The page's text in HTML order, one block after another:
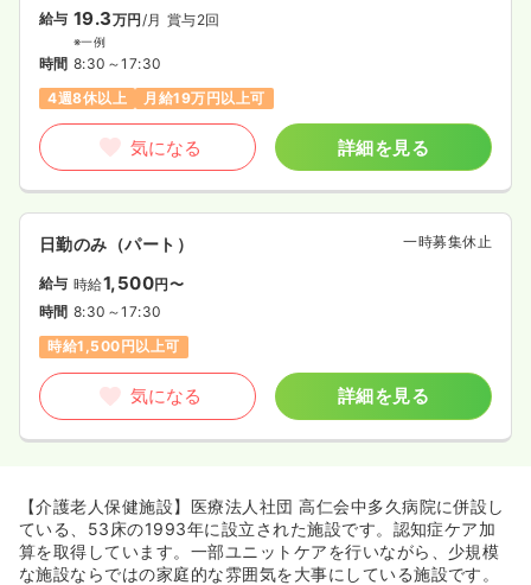
給与 19.3万円 /月 賞与2回
※一例
時間 8:30～17:30
4週8休以上
月給19万円以上可
気になる 詳細を見る
日勤のみ（パート） 一時募集休止
給与 時給1,500円〜
時間 8:30～17:30
時給1,500円以上可
気になる 詳細を見る
【介護老人保健施設】医療法人社団 高仁会中多久病院に併設し
ている、53床の1993年に設立された施設です。認知症ケア加
算を取得しています。一部ユニットケアを行いながら、少規模
な施設ならではの家庭的な雰囲気を大事にしている施設です。